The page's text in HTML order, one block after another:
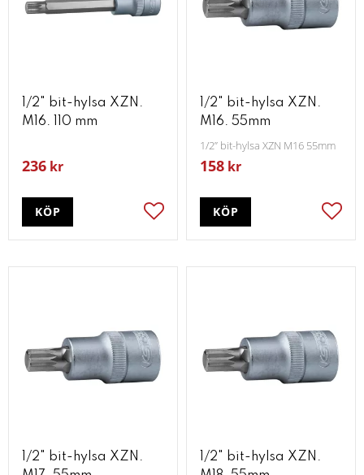
1/2" bit-hylsa XZN.
M16. 110 mm
236 kr
Lägg till i favoriter
KÖP
1/2" bit-hylsa XZN.
M16. 55mm
1/2” bit-hylsa XZN M16 55mm
158 kr
KÖP
1/2" bit-hylsa XZN.
1/2" bit-hylsa XZN.